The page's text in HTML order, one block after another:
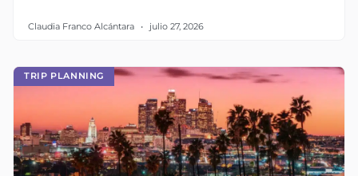
Claudia Franco Alcántara julio 27, 2026
TRIP PLANNING